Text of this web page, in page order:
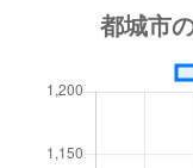
早鈴町